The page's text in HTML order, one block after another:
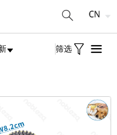
筛选